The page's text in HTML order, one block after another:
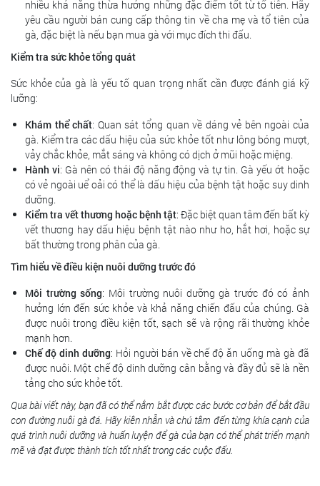
nhiều khả năng thừa hưởng những đặc điểm tốt từ tổ tiên. Hãy
yêu cầu người bán cung cấp thông tin về cha mẹ và tổ tiên của
gà, đặc biệt là nếu bạn mua gà với mục đích thi đấu.
Kiểm tra sức khỏe tổng quát
Sức khỏe của gà là yếu tố quan trọng nhất cần được đánh giá kỹ
lưỡng:
Khám thể chất: Quan sát tổng quan về dáng vẻ bên ngoài của
gà. Kiểm tra các dấu hiệu của sức khỏe tốt như lông bóng mượt,
vảy chắc khỏe, mắt sáng và không có dịch ở mũi hoặc miệng.
Hành vi: Gà nên có thái độ năng động và tự tin. Gà yếu ớt hoặc
có vẻ ngoài uể oải có thể là dấu hiệu của bệnh tật hoặc suy dinh
dưỡng.
Kiểm tra vết thương hoặc bệnh tật: Đặc biệt quan tâm đến bất kỳ
vết thương hay dấu hiệu bệnh tật nào như ho, hắt hơi, hoặc sự
bất thường trong phân của gà.
Tìm hiểu về điều kiện nuôi dưỡng trước đó
Môi trường sống: Môi trường nuôi dưỡng gà trước đó có ảnh
hưởng lớn đến sức khỏe và khả năng chiến đấu của chúng. Gà
được nuôi trong điều kiện tốt, sạch sẽ và rộng rãi thường khỏe
mạnh hơn.
Chế độ dinh dưỡng: Hỏi người bán về chế độ ăn uống mà gà đã
được nuôi. Một chế độ dinh dưỡng cân bằng và đầy đủ sẽ là nền
tảng cho sức khỏe tốt.
Qua bài viết này, bạn đã có thể nắm bắt được các bước cơ bản để bắt đầu
con đường nuôi gà đá. Hãy kiên nhẫn và chú tâm đến từng khía cạnh của
quá trình nuôi dưỡng và huấn luyện để gà của bạn có thể phát triển mạnh
mẽ và đạt được thành tích tốt nhất trong các cuộc đấu.